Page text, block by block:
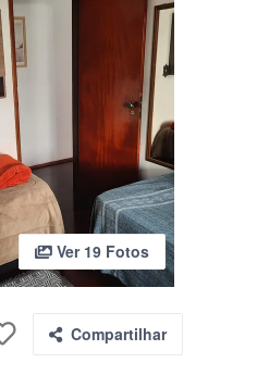
Ver 19 Fotos
Compartilhar